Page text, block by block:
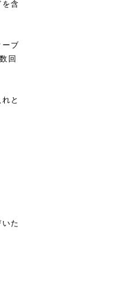
含
ブ
回
と
た